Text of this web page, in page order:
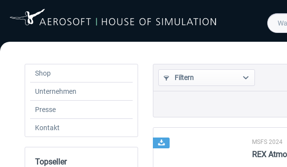
Shop
Unternehmen
Presse
Kontakt
Topseller
Filtern
MSFS 2024
REX